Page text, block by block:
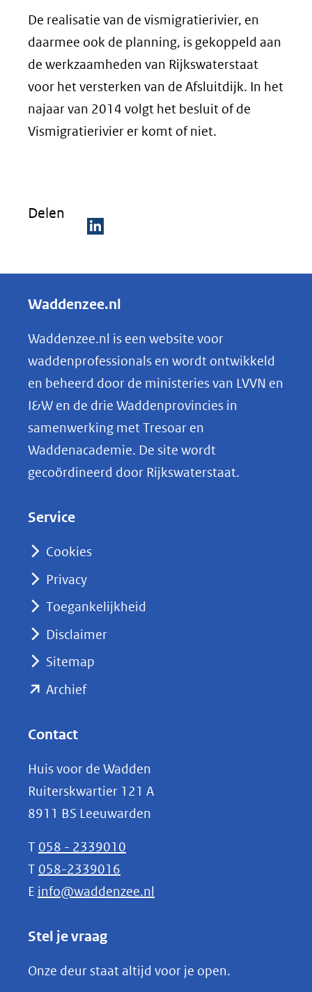
De realisatie van de vismigratierivier, en
daarmee ook de planning, is gekoppeld aan
de werkzaamheden van Rijkswaterstaat
voor het versterken van de Afsluitdijk. In het
najaar van 2014 volgt het besluit of de
Vismigratierivier er komt of niet.
Delen
e
e
n
o
p
k
e
nieuw
naar
Waddenzee.nl
Waddenzee.nl is een website voor
waddenprofessionals en wordt ontwikkeld
en beheerd door de ministeries van LVVN en
I&W en de drie Waddenprovincies in
samenwerking met Tresoar en
Waddenacademie. De site wordt
gecoördineerd door Rijkswaterstaat.
Service
Cookies
Privacy
Toegankelijkheid
Disclaimer
Sitemap
Archief(opent
(verwijst
naar
een
andere
website)
Contact
Huis voor de Wadden
Ruiterskwartier 121 A
8911 BS Leeuwarden
T 058 - 2339010
T 058-2339016
E info@waddenzee.nl
Stel je vraag
Onze deur staat altijd voor je open.